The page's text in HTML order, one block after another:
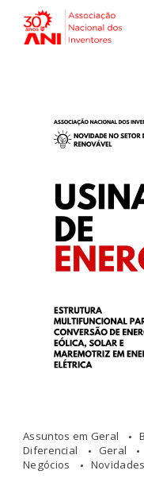
Assuntos em Geral
Diferencial
Geral
Negócios
Novidades